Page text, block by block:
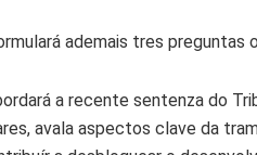
ademais tres
a recente sentenza do
avala aspectos clave da